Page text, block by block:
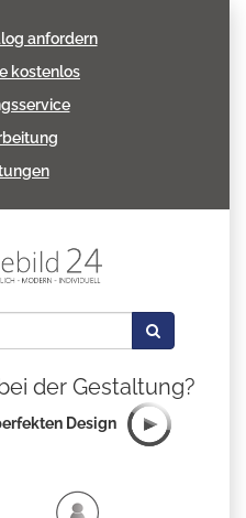
anfordern
kostenlos
der Gestaltung?
Design